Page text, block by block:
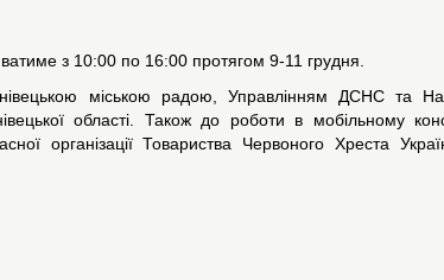
з 10:00 по 16:00 протягом 9-11 грудня.
міською радою, Управлінням ДСНС та
області. Також до роботи в мобільному
організації Товариства Червоного Хреста